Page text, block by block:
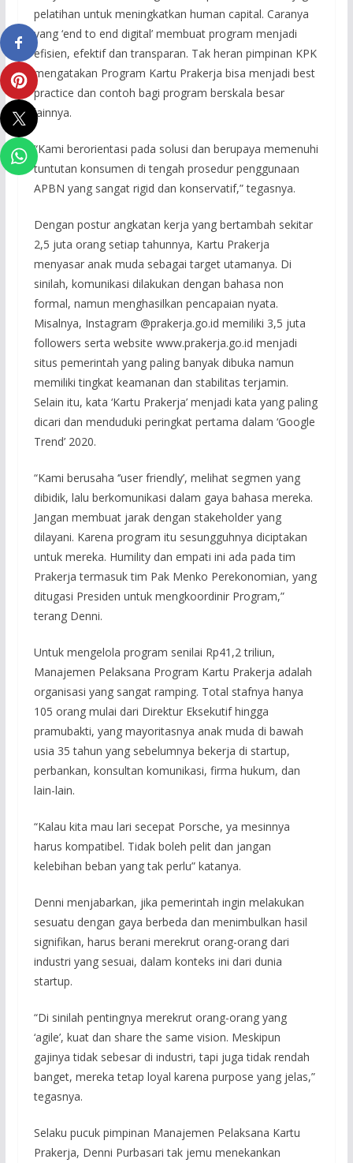
pelatihan untuk meningkatkan human capital. Caranya
yang ‘end to end digital’ membuat program menjadi
efisien, efektif dan transparan. Tak heran pimpinan KPK
mengatakan Program Kartu Prakerja bisa menjadi best
practice dan contoh bagi program berskala besar
lainnya.
“Kami berorientasi pada solusi dan berupaya memenuhi
tuntutan konsumen di tengah prosedur penggunaan
APBN yang sangat rigid dan konservatif,” tegasnya.
Dengan postur angkatan kerja yang bertambah sekitar
2,5 juta orang setiap tahunnya, Kartu Prakerja
menyasar anak muda sebagai target utamanya. Di
sinilah, komunikasi dilakukan dengan bahasa non
formal, namun menghasilkan pencapaian nyata.
Misalnya, Instagram @prakerja.go.id memiliki 3,5 juta
followers serta website www.prakerja.go.id menjadi
situs pemerintah yang paling banyak dibuka namun
memiliki tingkat keamanan dan stabilitas terjamin.
Selain itu, kata ‘Kartu Prakerja’ menjadi kata yang paling
dicari dan menduduki peringkat pertama dalam ‘Google
Trend’ 2020.
“Kami berusaha ‘’user friendly’, melihat segmen yang
dibidik, lalu berkomunikasi dalam gaya bahasa mereka.
Jangan membuat jarak dengan stakeholder yang
dilayani. Karena program itu sesungguhnya diciptakan
untuk mereka. Humility dan empati ini ada pada tim
Prakerja termasuk tim Pak Menko Perekonomian, yang
ditugasi Presiden untuk mengkoordinir Program,”
terang Denni.
Untuk mengelola program senilai Rp41,2 triliun,
Manajemen Pelaksana Program Kartu Prakerja adalah
organisasi yang sangat ramping. Total stafnya hanya
105 orang mulai dari Direktur Eksekutif hingga
pramubakti, yang mayoritasnya anak muda di bawah
usia 35 tahun yang sebelumnya bekerja di startup,
perbankan, konsultan komunikasi, firma hukum, dan
lain-lain.
“Kalau kita mau lari secepat Porsche, ya mesinnya
harus kompatibel. Tidak boleh pelit dan jangan
kelebihan beban yang tak perlu” katanya.
Denni menjabarkan, jika pemerintah ingin melakukan
sesuatu dengan gaya berbeda dan menimbulkan hasil
signifikan, harus berani merekrut orang-orang dari
industri yang sesuai, dalam konteks ini dari dunia
startup.
“Di sinilah pentingnya merekrut orang-orang yang
‘agile’, kuat dan share the same vision. Meskipun
gajinya tidak sebesar di industri, tapi juga tidak rendah
banget, mereka tetap loyal karena purpose yang jelas,”
tegasnya.
Selaku pucuk pimpinan Manajemen Pelaksana Kartu
Prakerja, Denni Purbasari tak jemu menekankan